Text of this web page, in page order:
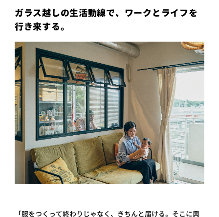
ガラス越しの生活動線で、ワークとライフを
行き来する。
「服をつくって終わりじゃなく、きちんと届ける。そこに興